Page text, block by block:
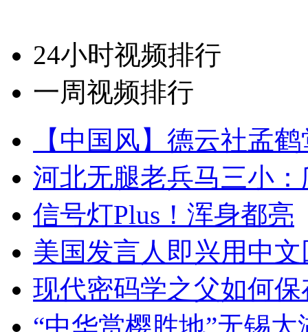
24小时视频排行
一周视频排行
【中国风】德云社孟
河北无腿老兵马三小
信号灯Plus！浑身都亮
美国发言人即兴用中
现代密码学之父如何
“中华赏樱胜地”无锡